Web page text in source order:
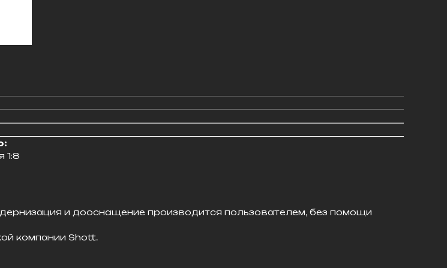
1:8
и дооснащение производится пользователем, без помощи
компании Shott.